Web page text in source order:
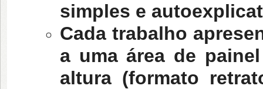
simples e
Cada trabalho
a uma área de
altura (formato